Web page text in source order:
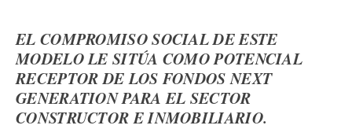
EL COMPROMISO SOCIAL DE ESTE
MODELO LE SITÚA COMO POTENCIAL
RECEPTOR DE LOS FONDOS NEXT
GENERATION PARA EL SECTOR
CONSTRUCTOR E INMOBILIARIO.